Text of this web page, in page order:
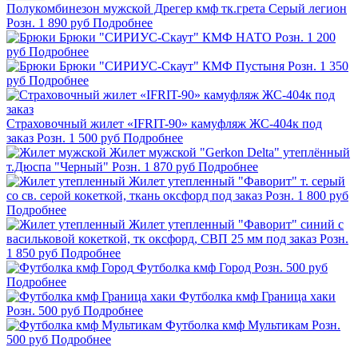
Полукомбинезон мужской Дрегер кмф тк.грета Серый легион
Розн. 1 890 руб Подробнее
Брюки "СИРИУС-Скаут" КМФ НАТО Розн. 1 200
руб Подробнее
Брюки "СИРИУС-Скаут" КМФ Пустыня Розн. 1 350
руб Подробнее
Страховочный жилет «IFRIT-90» камуфляж ЖС-404к под
заказ Розн. 1 500 руб Подробнее
Жилет мужской "Gerkon Delta" утеплённый
т.Дюспа "Черный" Розн. 1 870 руб Подробнее
Жилет утепленный "Фаворит" т. серый
со св. серой кокеткой, ткань оксфорд под заказ Розн. 1 800 руб
Подробнее
Жилет утепленный "Фаворит" синий с
васильковой кокеткой, тк оксфорд, СВП 25 мм под заказ Розн.
1 850 руб Подробнее
Футболка кмф Город Розн. 500 руб
Подробнее
Футболка кмф Граница хаки
Розн. 500 руб Подробнее
Футболка кмф Мультикам Розн.
500 руб Подробнее